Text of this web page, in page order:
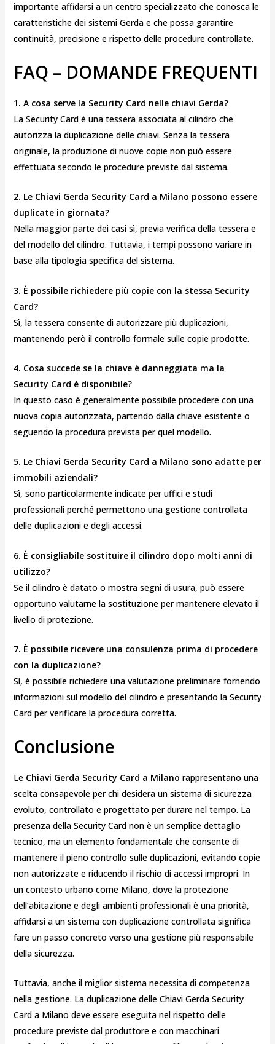
importante affidarsi a un centro specializzato che conosca le
caratteristiche dei sistemi Gerda e che possa garantire
continuità, precisione e rispetto delle procedure controllate.
FAQ – DOMANDE FREQUENTI
1. A cosa serve la Security Card nelle chiavi Gerda?
La Security Card è una tessera associata al cilindro che
autorizza la duplicazione delle chiavi. Senza la tessera
originale, la produzione di nuove copie non può essere
effettuata secondo le procedure previste dal sistema.
2. Le Chiavi Gerda Security Card a Milano possono essere
duplicate in giornata?
Nella maggior parte dei casi sì, previa verifica della tessera e
del modello del cilindro. Tuttavia, i tempi possono variare in
base alla tipologia specifica del sistema.
3. È possibile richiedere più copie con la stessa Security
Card?
Sì, la tessera consente di autorizzare più duplicazioni,
mantenendo però il controllo formale sulle copie prodotte.
4. Cosa succede se la chiave è danneggiata ma la
Security Card è disponibile?
In questo caso è generalmente possibile procedere con una
nuova copia autorizzata, partendo dalla chiave esistente o
seguendo la procedura prevista per quel modello.
5. Le Chiavi Gerda Security Card a Milano sono adatte per
immobili aziendali?
Sì, sono particolarmente indicate per uffici e studi
professionali perché permettono una gestione controllata
delle duplicazioni e degli accessi.
6. È consigliabile sostituire il cilindro dopo molti anni di
utilizzo?
Se il cilindro è datato o mostra segni di usura, può essere
opportuno valutarne la sostituzione per mantenere elevato il
livello di protezione.
7. È possibile ricevere una consulenza prima di procedere
con la duplicazione?
Sì, è possibile richiedere una valutazione preliminare fornendo
informazioni sul modello del cilindro e presentando la Security
Card per verificare la procedura corretta.
Conclusione
Le Chiavi Gerda Security Card a Milano rappresentano una
scelta consapevole per chi desidera un sistema di sicurezza
evoluto, controllato e progettato per durare nel tempo. La
presenza della Security Card non è un semplice dettaglio
tecnico, ma un elemento fondamentale che consente di
mantenere il pieno controllo sulle duplicazioni, evitando copie
non autorizzate e riducendo il rischio di accessi impropri. In
un contesto urbano come Milano, dove la protezione
dell’abitazione e degli ambienti professionali è una priorità,
affidarsi a un sistema con duplicazione controllata significa
fare un passo concreto verso una gestione più responsabile
della sicurezza.
Tuttavia, anche il miglior sistema necessita di competenza
nella gestione. La duplicazione delle Chiavi Gerda Security
Card a Milano deve essere eseguita nel rispetto delle
procedure previste dal produttore e con macchinari